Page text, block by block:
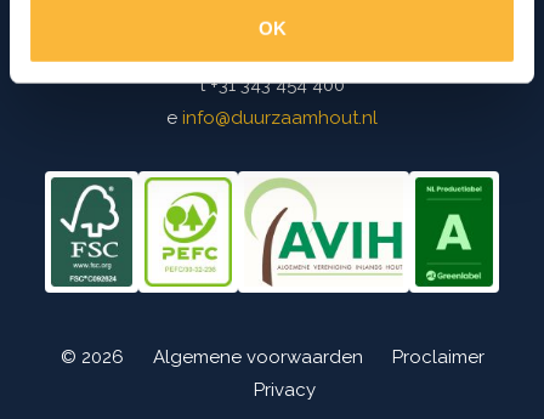
OK
3945 PB Cothen
t+31 343 454 400
e info@duurzaamhout.nl
© 2026 Algemene voorwaarden
Proclaimer
Privacy